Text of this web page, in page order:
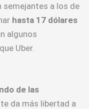
semejantes a los de
hasta 17 dólares
algunos
Uber.
de las
da más libertad a